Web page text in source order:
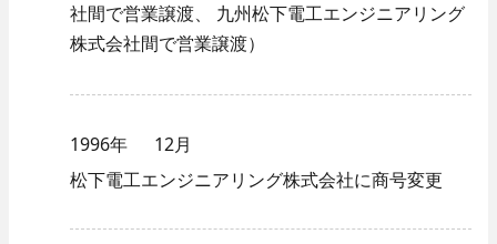
社間で営業譲渡、
九州松下電工エンジニアリング
株式会社間で営業譲渡）
1996年
12月
松下電工エンジニアリング株式会社に商号変更